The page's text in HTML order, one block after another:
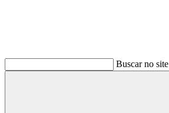
Buscar no site